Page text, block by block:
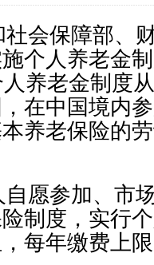
会保障部、
个人养老金
养老金制度
，在中国境内
养老保险的
愿参加、市
制度，实行
每年缴费上